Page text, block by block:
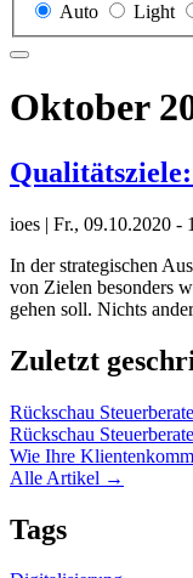
Auto
Light
Oktober
ioes | Fr., 09.10.2020 -
In der strategischen
von Zielen besonders
gehen soll. Nichts
Zuletzt
Rückschau
Rückschau
Wie Ihre
Alle Artikel →
Tags